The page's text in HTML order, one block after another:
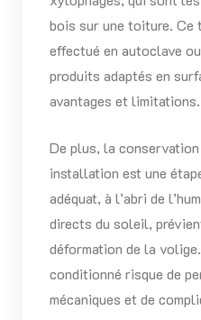
bois sur une toiture. Ce
effectué en autoclave
produits adaptés en
avantages et limitations.
De plus, la
installation est une
adéquat, à l’abri de
directs du soleil,
déformation de la
conditionné risque de
mécaniques et de